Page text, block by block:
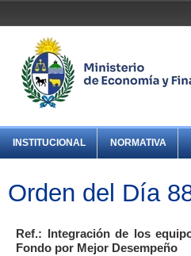
INSTITUCIONAL NORMATIVA
Orden del Día
Ref.: Integración de los
Fondo por Mejor Desempeño